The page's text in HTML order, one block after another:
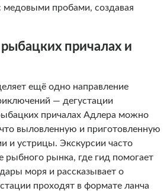
пробами, создавая
причалах и
ещё одно направление
— дегустации
причалах Адлера можно
выловленную и приготовленную
и устрицы. Экскурсии часто
рынка, где гид помогает
моря и рассказывает о
проходят в формате ланча